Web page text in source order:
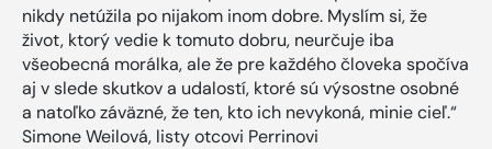
nikdy netúžila po nijakom inom dobre. Myslím si, že
život, ktorý vedie k tomuto dobru, neurčuje iba
všeobecná morálka, ale že pre každého človeka spočíva
aj v slede skutkov a udalostí, ktoré sú výsostne osobné
a natoľko záväzné, že ten, kto ich nevykoná, minie cieľ.“
Simone Weilová, listy otcovi Perrinovi